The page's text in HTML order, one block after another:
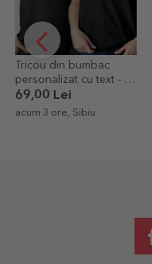
Tricou din bumbac
personalizat cu text - Eu
îi fur
69,00 Lei
acum 3 ore, Sibiu